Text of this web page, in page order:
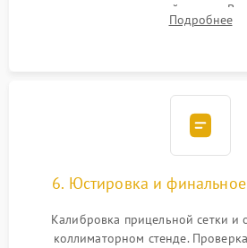
нанесение влагозащитной смазки.
и заполнение его осушенным
Подробнее
6. Юстировка и
Калибровка прицельной сетки и
коллиматорном стенде.